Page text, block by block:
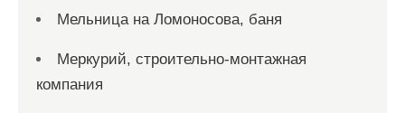
Мельница на Ломоносова, баня
Меркурий, строительно-монтажная
компания